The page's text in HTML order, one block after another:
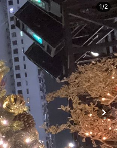
1/2